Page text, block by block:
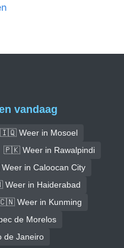
vandaag
🇮🇶 Weer in Mosoel
🇵🇰 Weer in Rawalpindi
in Caloocan City
in Haiderabad
Weer in Kunming
de Morelos
Janeiro